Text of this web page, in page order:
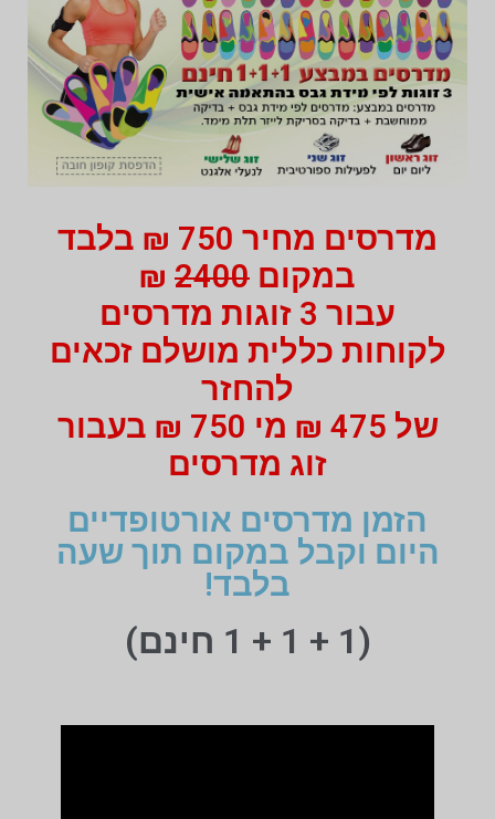
מדרסים מחיר 750 ₪ בלבד
במקום 2400
₪
עבור 3 זוגות מדרסים
לקוחות כללית מושלם זכאים
להחזר
של 475 ₪ מי 750 ₪ בעבור
זוג מדרסים
הזמן מדרסים אורטופדיים
היום וקבל במקום תוך שעה
בלבד!
(1 + 1 + 1 חינם)